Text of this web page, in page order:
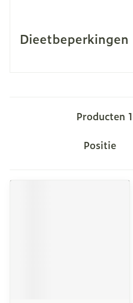
Dieetbeperkingen
Producten 1
Sorteer op: